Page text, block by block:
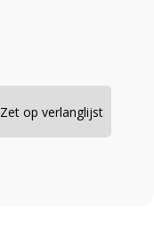
Zet op verlanglijst